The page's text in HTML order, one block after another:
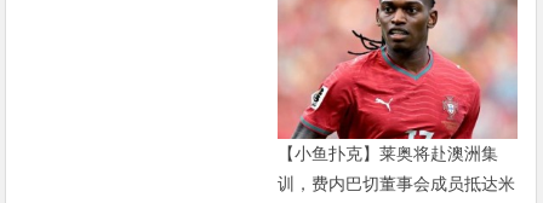
【小鱼扑克】莱奥将赴澳洲集
训，费内巴切董事会成员抵达米